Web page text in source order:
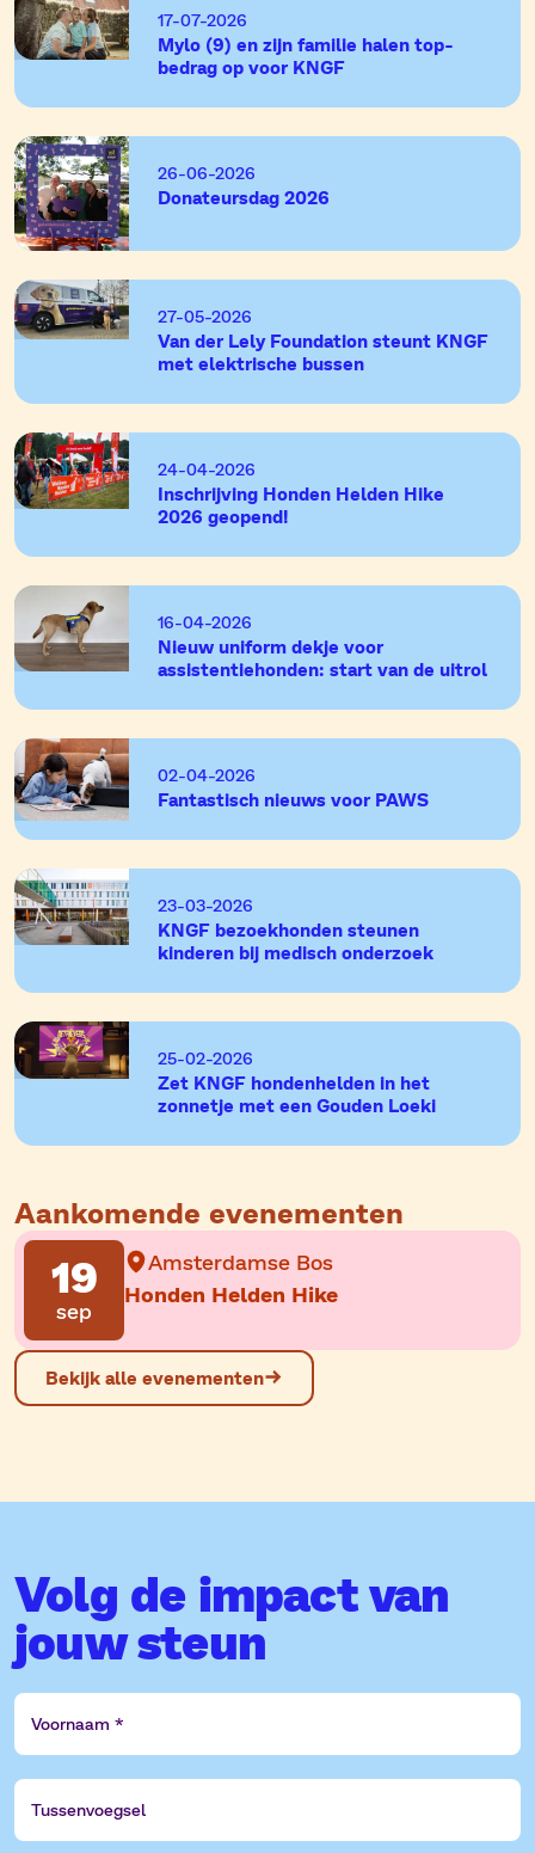
17-07-2026
Mylo (9) en zijn familie halen top-
bedrag op voor KNGF
26-06-2026
Donateursdag 2026
27-05-2026
Van der Lely Foundation steunt KNGF
met elektrische bussen
24-04-2026
Inschrijving Honden Helden Hike
2026 geopend!
16-04-2026
Nieuw uniform dekje voor
assistentiehonden: start van de uitrol
02-04-2026
Fantastisch nieuws voor PAWS
23-03-2026
KNGF bezoekhonden steunen
kinderen bij medisch onderzoek
25-02-2026
Zet KNGF hondenhelden in het
zonnetje met een Gouden Loeki
Aankomende evenementen
19
sep
Amsterdamse Bos
Honden Helden Hike
Bekijk alle evenementen
Volg de impact van
jouw steun
Voornaam
Tussenvoegsel